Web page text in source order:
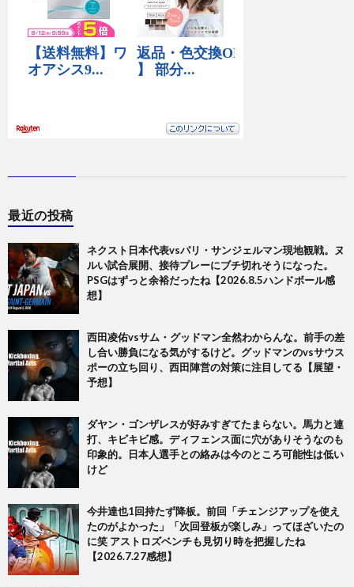
最近の投稿
ネクスト日本代表vsパリ・サンジェルマン現地観戦。ヌ
ルい試合展開、接待プレーにブチ切れそうになった。
PSGはずっと余裕だったね【2026.8.5ハンドボール感
想】
西田凌佑vsサム・グッドマン全然わからんな。前手の差
し合い勝負になる気がするけど。グッドマンのvsサウス
ポーの立ち回り、西田陣営の対策に注目してる【展望・
予想】
ダヤン・ゴンザレスが好みすぎてたまらない。馬力と連
打、キビキビ感。ディフェンス面に穴がありそうなのも
印象的。日本人選手との絡みは今のところ可能性は低い
けど
今井達也1回持たず降板。前回「チェンジアップを使え
たのがよかった」「次回登板が楽しみ」ってほざいたの
に笑 アストロズベンチも見切り時を把握したね
【2026.7.27感想】